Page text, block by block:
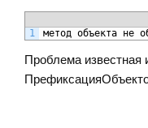
1 метод объекта не
Проблема известная